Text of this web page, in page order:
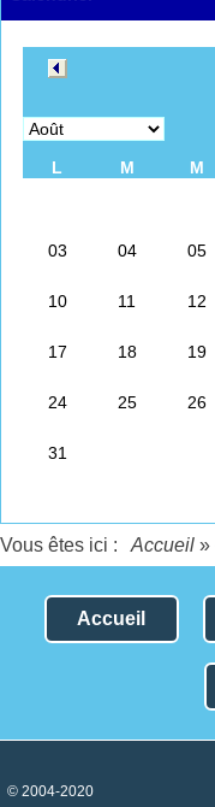
Vous êtes ici : Accueil »
Accueil
© 2004-2020